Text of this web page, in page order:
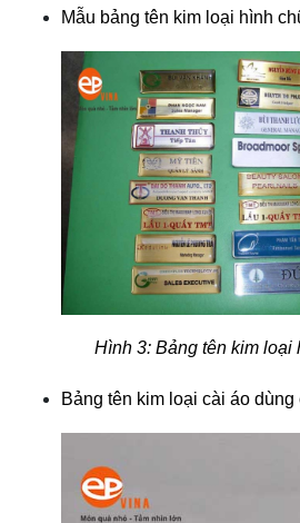
Mẫu bảng tên kim loại hình
Hình 3: Bảng tên kim loại
Bảng tên kim loại cài áo dùng